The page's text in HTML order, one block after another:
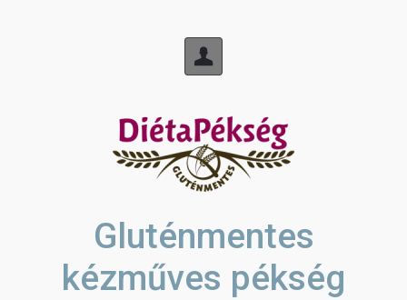
Gluténmentes
kézműves pékség